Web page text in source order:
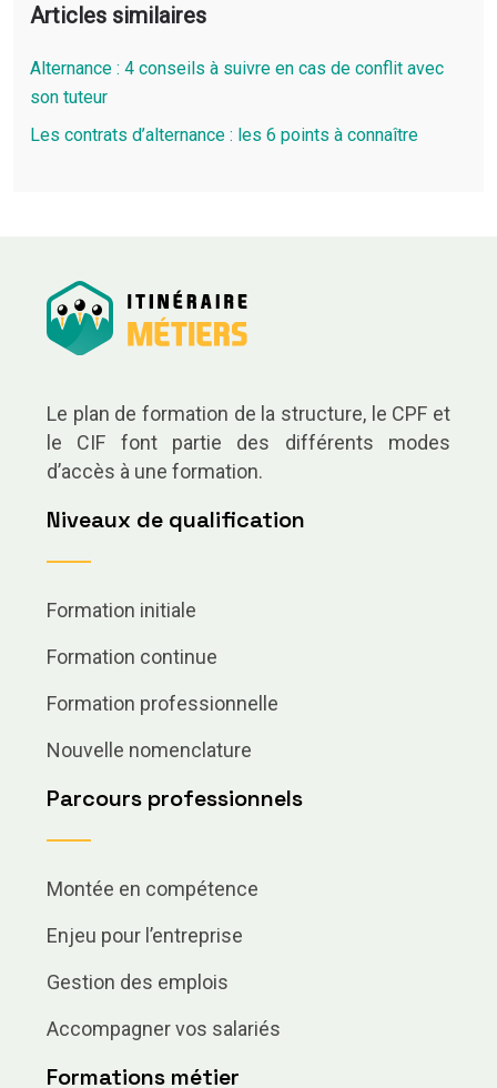
Articles similaires
Alternance : 4 conseils à suivre en cas de conflit avec
son tuteur
Les contrats d’alternance : les 6 points à connaître
Le plan de formation de la structure, le CPF et
le CIF font partie des différents modes
d’accès à une formation.
Niveaux de qualification
Formation initiale
Formation continue
Formation professionnelle
Nouvelle nomenclature
Parcours professionnels
Montée en compétence
Enjeu pour l’entreprise
Gestion des emplois
Accompagner vos salariés
Formations métier